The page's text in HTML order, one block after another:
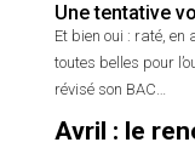
Une tentative
Et bien oui : raté, en
toutes belles pour
révisé son BAC…
Avril : le